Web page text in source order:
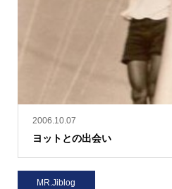
2006.10.07
ヨットとの出会い
MR.Jiblog